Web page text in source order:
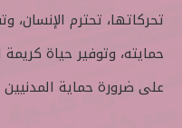
تحركاتها، تحترم
حمايته، وتوفير حياة
على ضرورة حماية